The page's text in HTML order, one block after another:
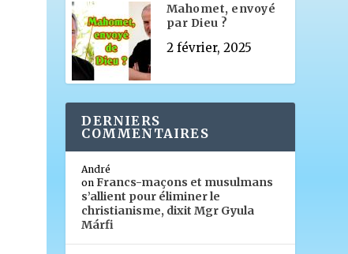
Mahomet, envoyé
par Dieu ?
2 février, 2025
DERNIERS
COMMENTAIRES
André
onFrancs-maçons et musulmans
s’allient pour éliminer le
christianisme, dixit Mgr Gyula
Márfi